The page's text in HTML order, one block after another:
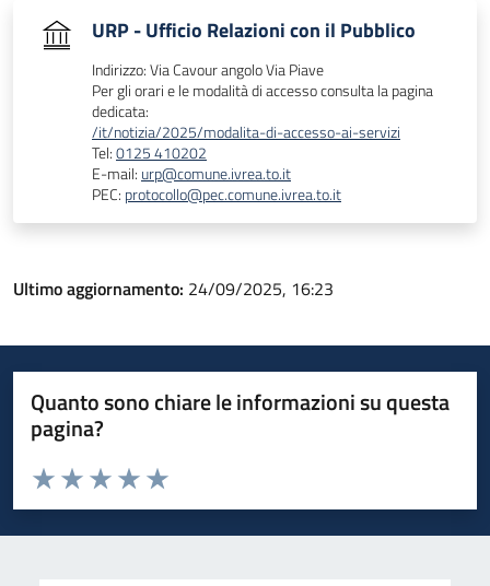
URP - Ufficio Relazioni con il Pubblico
Indirizzo: Via Cavour angolo Via Piave
Per gli orari e le modalità di accesso consulta la pagina
dedicata:
/it/notizia/2025/modalita-di-accesso-ai-servizi
Tel:0125 410202
E-mail: urp@comune.ivrea.to.it
PEC: protocollo@pec.comune.ivrea.to.it
Ultimo aggiornamento: 24/09/2025, 16:23
Quanto sono chiare le informazioni su questa
pagina?
Valuta da 1 a 5 stelle la pagina
Valuta 5 stelle su 5
Valuta 4 stelle su 5
Valuta 3 stelle su 5
Valuta 2 stelle su 5
Valuta 1 stelle su 5